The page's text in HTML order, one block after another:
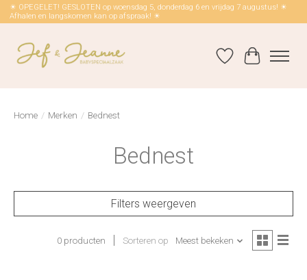
☀ OPEGELET! GESLOTEN op woensdag 5, donderdag 6 en vrijdag 7 augustus! ☀
Afhalen en langskomen kan op afspraak! ☀
Verlanglijst
Home / Merken / Bednest
Bednest
Filters weergeven
0 producten Sorteren op Meest bekeken